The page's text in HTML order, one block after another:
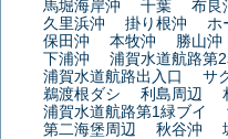
馬堀海岸沖
千葉 布良
久里浜沖
掛り根沖 ホ
保田沖
本牧沖 勝山沖
下浦沖
浦賀水道航路第
浦賀水道航路出入口
サ
鵜渡根ダシ
利島周辺
浦賀水道航路第1緑ブイ
第二海堡周辺
秋谷沖